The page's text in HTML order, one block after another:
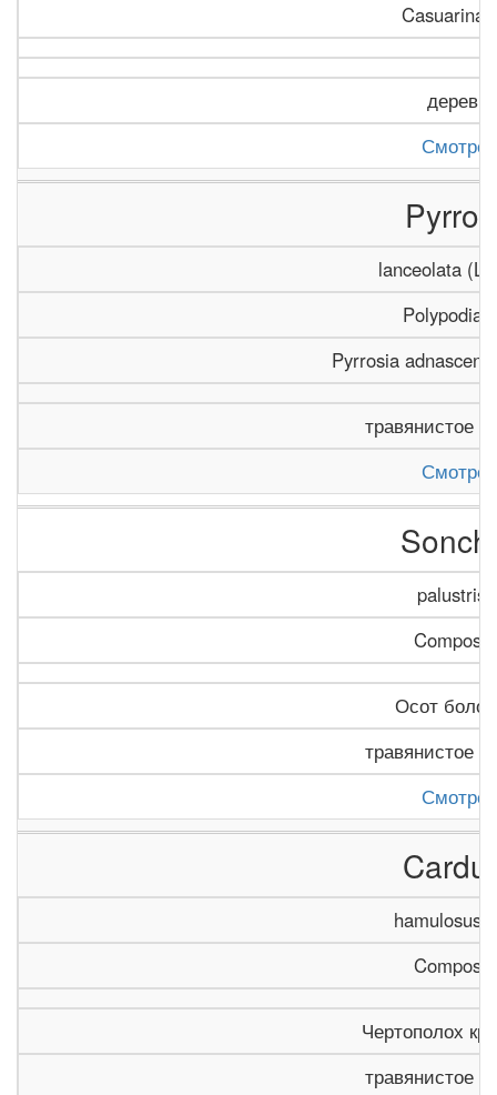
деревья
lanceolata
Pyrrosia
травянистое
palustris
Осот
травянистое
hamulosus
Чертополох
травянистое